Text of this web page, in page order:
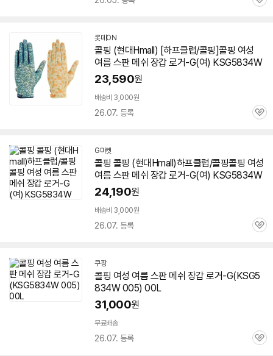
관
롯데ON
콜핑 (현대Hmall) [하프클럽/콜핑]콜핑 여성
여름 스판 메쉬 장갑 로거-G(여) KSG5834W
23,590원
배송비 3,000원
26.07. 등록
관
G마켓
콜핑 콜핑 (현대Hmall)하프클럽/콜핑콜핑 여성
여름 스판 메쉬 장갑 로거-G(여) KSG5834W
24,190원
배송비 3,000원
26.07. 등록
관
쿠팡
콜핑 여성 여름 스판 메쉬 장갑 로거-G(KSG5
834W005) 00L
31,000원
무료배송
26.07. 등록
관